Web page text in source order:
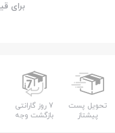
برای
تحویل پست
پیشتاز
7 روز گارانتی
بازگشت وجه